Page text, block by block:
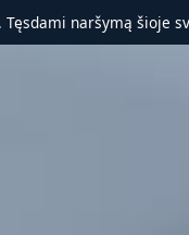
. Tęsdami naršymą šioje